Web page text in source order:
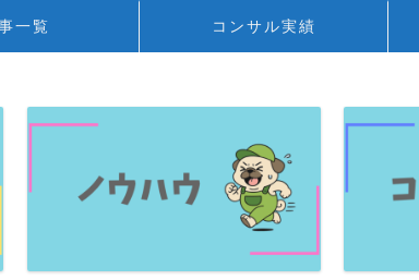
一覧 コンサル実績